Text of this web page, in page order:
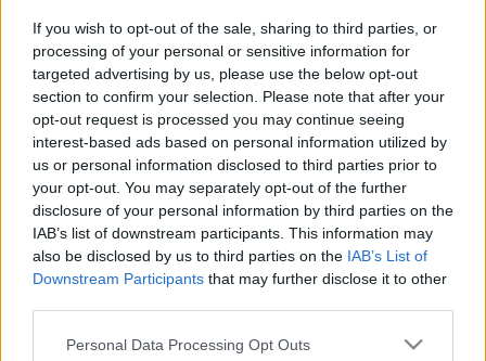
If you wish to opt-out of the sale, sharing to third parties, or
processing of your personal or sensitive information for
targeted advertising by us, please use the below opt-out
section to confirm your selection. Please note that after your
opt-out request is processed you may continue seeing
interest-based ads based on personal information utilized by
us or personal information disclosed to third parties prior to
your opt-out. You may separately opt-out of the further
disclosure of your personal information by third parties on the
IAB’s list of downstream participants. This information may
also be disclosed by us to third parties on the IAB’s List of
Downstream Participants that may further disclose it to other
Please note that this website/app uses one or more Google
Personal Data Processing Opt Outs
Miután az MV Agusta Forward csapat első évében
megismerkedtek egymással, Giovanni Cuzari és a spanyol
Marcos Ramírez úgy döntöttek, hogy a 2023-as
szezonban együtt folytatják kalandjukat a Moto2-es
géposztályában.
„Az elkötelezettségem mindig maximális lesz: Nagyon
elszánt vagyok, és hiszek abban a munkában, amit idén
kezdtünk el a csapattal. Mindig a legjobbamat fogom
nyújtani a pályán, remélve, hogy hozzájárulhatok
ambiciózus projektünk fejlődéséhez”
– jelentette ki